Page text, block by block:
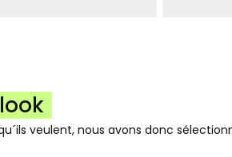
veulent, nous avons donc